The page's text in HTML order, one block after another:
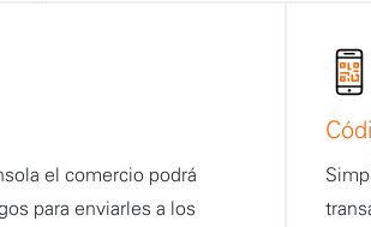
el comercio podrá
para enviarles a los